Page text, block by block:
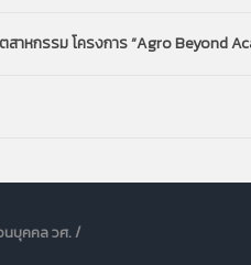
าหกรรม โครงการ “Agro Beyond
นบุคคล วศ. /